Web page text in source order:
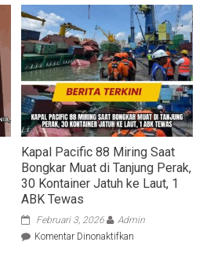
Kapal Pacific 88 Miring Saat
Bongkar Muat di Tanjung Perak,
30 Kontainer Jatuh ke Laut, 1
ABK Tewas
Februari 3, 2026
Admin
Komentar Dinonaktifkan